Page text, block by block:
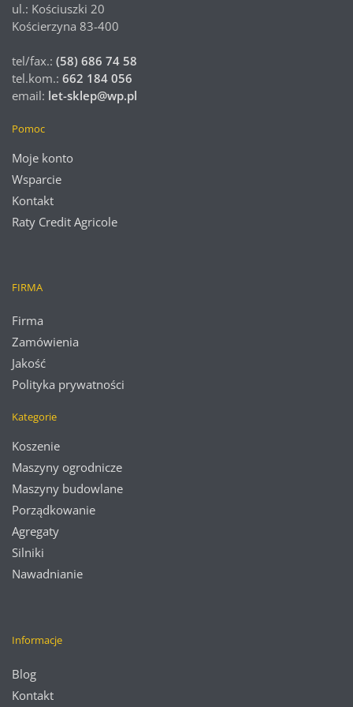
ul.: Kościuszki 20
Kościerzyna 83-400
tel/fax.: (58) 686 74 58
tel.kom.: 662 184 056
email: let-sklep@wp.pl
Pomoc
Moje konto
Wsparcie
Kontakt
Raty Credit Agricole
FIRMA
Firma
Zamówienia
Jakość
Polityka prywatności
Kategorie
Koszenie
Maszyny ogrodnicze
Maszyny budowlane
Porządkowanie
Agregaty
Silniki
Nawadnianie
Informacje
Blog
Kontakt